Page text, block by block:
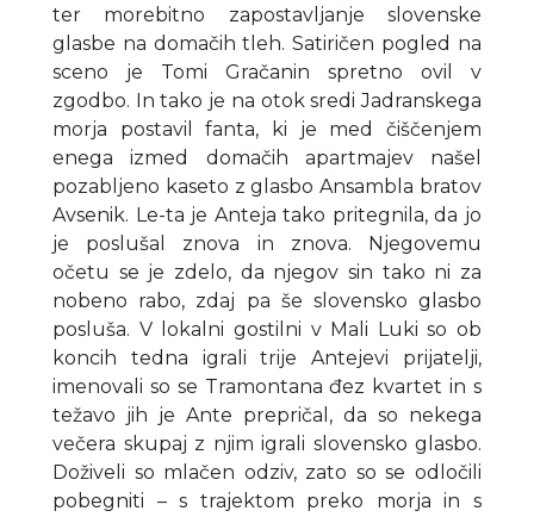
ter morebitno zapostavljanje slovenske
glasbe na domačih tleh. Satiričen pogled na
sceno je Tomi Gračanin spretno ovil v
zgodbo. In tako je na otok sredi Jadranskega
morja postavil fanta, ki je med čiščenjem
enega izmed domačih apartmajev našel
pozabljeno kaseto z glasbo Ansambla bratov
Avsenik. Le-ta je Anteja tako pritegnila, da jo
je poslušal znova in znova. Njegovemu
očetu se je zdelo, da njegov sin tako ni za
nobeno rabo, zdaj pa še slovensko glasbo
posluša. V lokalni gostilni v Mali Luki so ob
koncih tedna igrali trije Antejevi prijatelji,
imenovali so se Tramontana đez kvartet in s
težavo jih je Ante prepričal, da so nekega
večera skupaj z njim igrali slovensko glasbo.
Doživeli so mlačen odziv, zato so se odločili
pobegniti – s trajektom preko morja in s